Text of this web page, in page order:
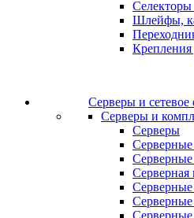
Селекторы
Шлейфы,
Крепления
Серверы и сетевое
Серверы и
Серверы
Серверная
Серверные
Серверные